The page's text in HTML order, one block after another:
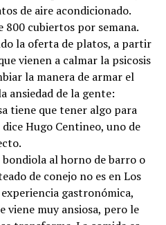
de aire acondicionado.
800 cubiertos por semana.
la oferta de platos, a partir
vienen a calmar la psicosis
la manera de armar el
ansiedad de la gente:
tiene que tener algo para
Hugo Centineo, uno de
al horno de barro o
de conejo no es en Los
gastronómica,
viene muy ansiosa, pero le